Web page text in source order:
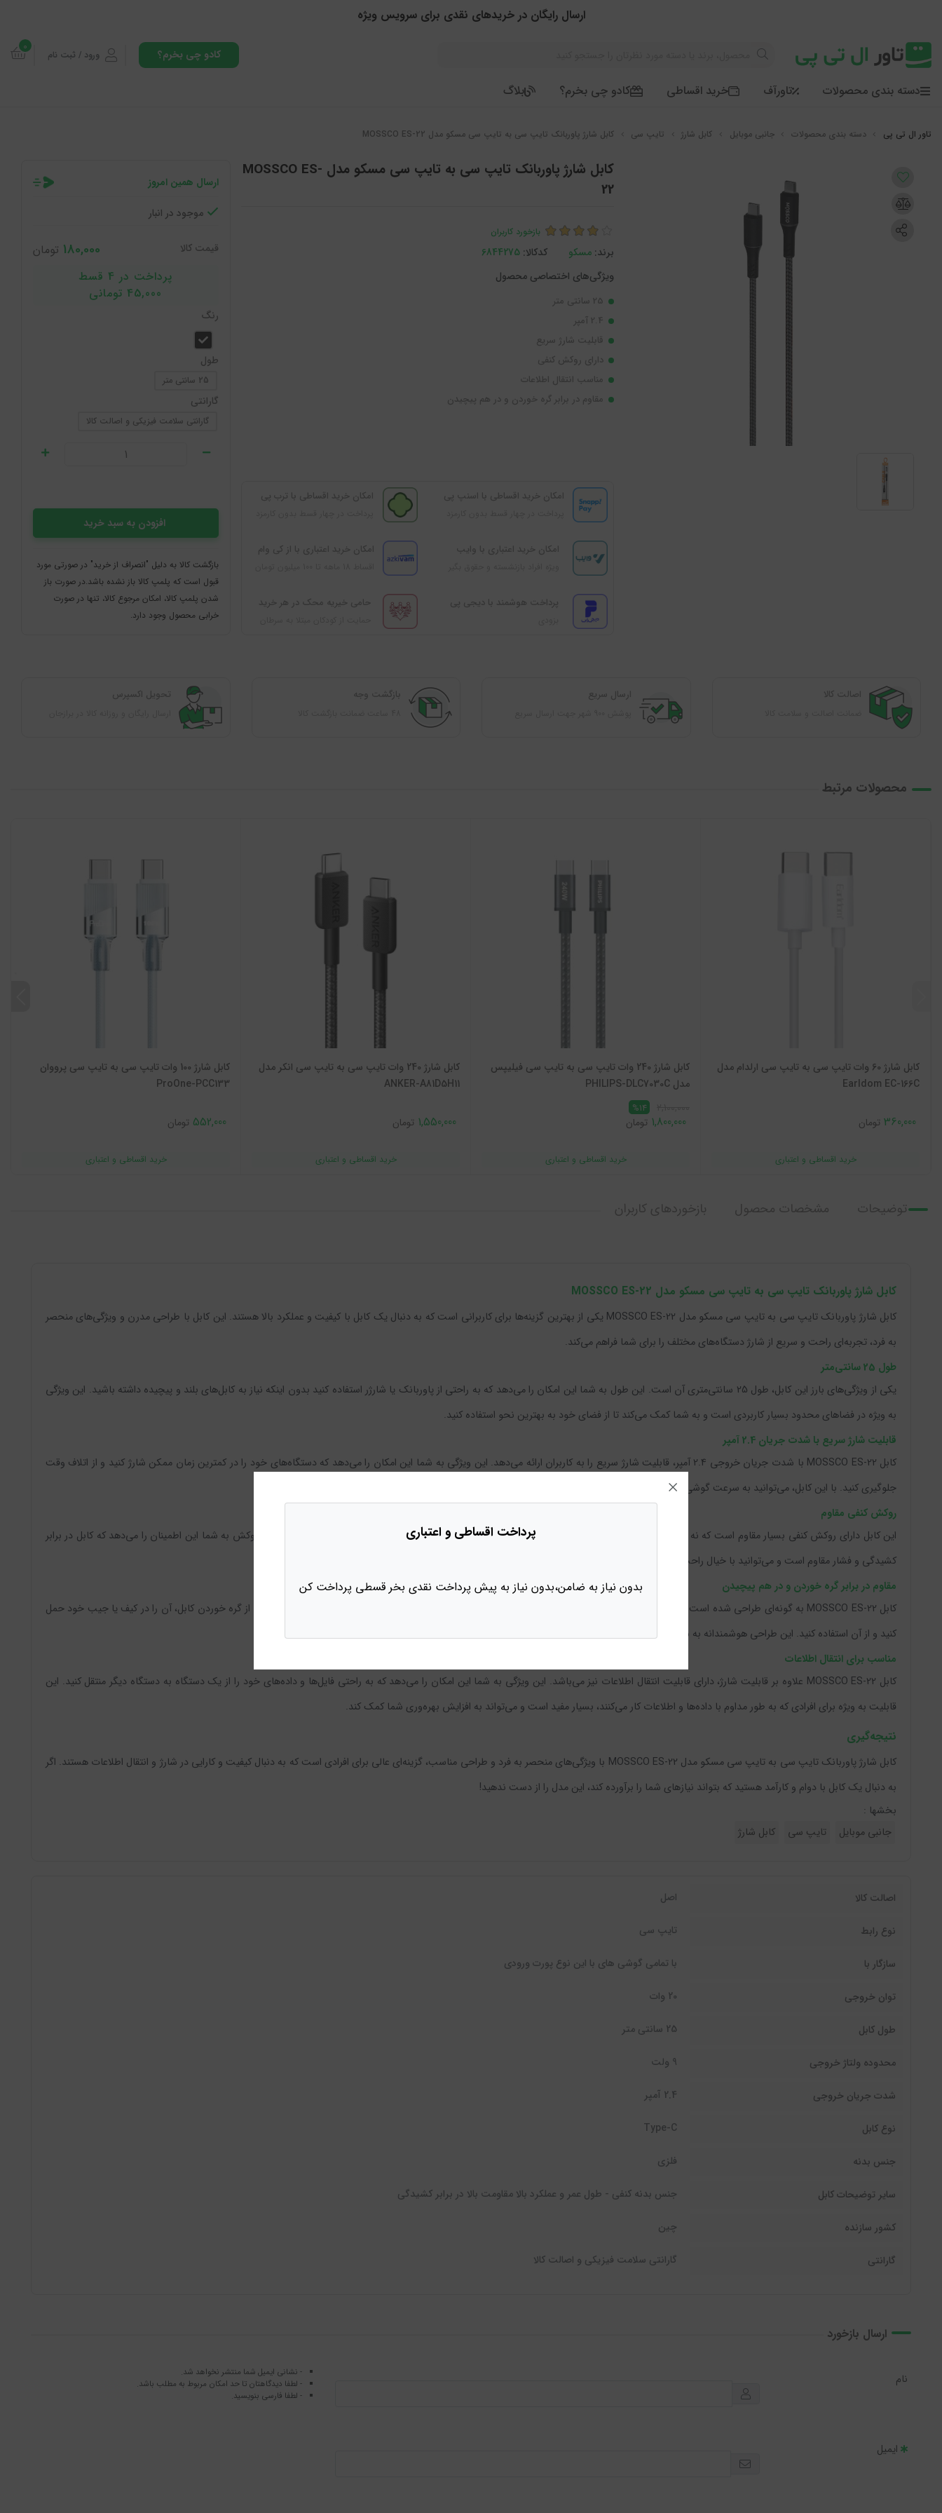
ارسال رایگان در خریدهای نقدی برای سرویس ویژه
کادو چی بخرم؟ ورود / ثبت نام
0
دسته بندی محصولات تاورآف خرید اقساطی کادو چی بخرم؟ بلاگ
دسته بندی محصولات جانبی موبایل کابل شارژ تایپ سی کابل شارژ پاوربانک تایپ سی به تایپ سی مسکو مدل MOSSCO ES-22
کابل شارژ پاوربانک تایپ سی به تایپ سی مسکو مدل MOSSCO ES-
22
بازخورد کاربران
برند: مسکو کدکالا:
25 سانتی متر
2.4 آمپر
قابلیت شارژ سریع
دارای روکش کنفی
مناسب انتقال اطلاعات
مقاوم در برابر گره خوردن و در هم پیچیدن
امکان خرید اقساطی با اسنپ پی امکان خرید اقساطی با ترب پی
امکان خرید اعتباری با وایب امکان خرید اعتباری با از کی وام
پرداخت هوشمند با دیجی‌ پی حامی خیریه‌ محک در هر خرید
ارسال همین امروز
موجود در انبار
قیمت کالا 180,000 تومان
پرداخت در 4 قسط
45,000 تومانی
رنگ
طول
25 سانتی متر
گارانتی
گارانتی سلامت فیزیکی و اصالت کالا
افزودن به سبد خرید
بازگشت کالا به دلیل "انصراف از خرید" در صورتی مورد
قبول است که پلمپ کالا باز نشده باشد.در صورت باز
شدن پلمپ کالا، امکان مرجوع کالا، تنها در صورت
خرابی محصول وجود دارد.
اصالت کالا ارسال سریع بازگشت وجه ﺗﺤﻮﯾﻞ اﮐﺴﭙﺮس
محصولات مرتبط
کابل شارژ 60 وات تایپ سی به تایپ سی ارلدام مدل
Earldom EC-166C
360,000 تومان
کابل شارژ 240 وات تایپ سی به تایپ سی فیلیپس
مدل PHILIPS-DLC7030C
%14
1,800,000 تومان
کابل شارژ 240 وات تایپ سی به تایپ سی انکر مدل
ANKER-A81D5H11
1,550,000 تومان
کابل شارژ 100 وات تایپ سی به تایپ سی پرووان
ProOne-PCC133
552,000 تومان
توضیحات مشخصات محصول بازخوردهای کاربران
کابل شارژ پاوربانک تایپ سی به تایپ سی مسکو مدل MOSSCO ES-22
کابل شارژ پاوربانک تایپ سی به تایپ سی مسکو مدل MOSSCO ES-22 یکی از بهترین گزینه‌ها برای کاربرانی است که به دنبال یک کابل با کیفیت و عملکرد بالا هستند. این کابل با طراحی مدرن و ویژگی‌های منحصر
به فرد، تجربه‌ای راحت و سریع از شارژ دستگاه‌های مختلف را برای شما فراهم می‌کند.
طول 25 سانتی‌متر
یکی از ویژگی‌های بارز این کابل، طول 25 سانتی‌متری آن است. این طول به شما این امکان را می‌دهد که به راحتی از پاوربانک یا شارژر استفاده کنید بدون اینکه نیاز به کابل‌های بلند و پیچیده داشته باشید. این ویژگی
به ویژه در فضاهای محدود بسیار کاربردی است و به شما کمک می‌کند تا از فضای خود به بهترین نحو استفاده کنید.
قابلیت شارژ سریع با شدت جریان 2.4 آمپر
کابل MOSSCO ES-22 با شدت جریان خروجی 2.4 آمپر، قابلیت شارژ سریع را به کاربران ارائه می‌دهد. این ویژگی به شما این امکان را می‌دهد که دستگاه‌های خود را در کمترین زمان ممکن شارژ کنید و از اتلاف وقت
جلوگیری کنید. با این کابل، می‌توانید به سرعت گوشی‌های هوشمند و تبلت‌های خود را شارژ کنید و همیشه آماده باشید.
روکش کنفی مقاوم
این کابل دارای روکش کنفی بسیار مقاوم است که نه تنها به زیبایی کابل افزوده، بلکه موجب افزایش دوام و مقاومت آن در برابر آسیب‌های فیزیکی می‌شود. این روکش به شما این اطمینان را می‌دهد که کابل در برابر
کشیدگی و فشار مقاوم است و می‌توانید با خیال راحت از آن استفاده کنید.
مقاوم در برابر گره خوردن و در هم پیچیدن
کابل MOSSCO ES-22 به گونه‌ای طراحی شده است که در برابر گره خوردن و در هم پیچیدن مقاوم است. این ویژگی به شما این امکان را می‌دهد که بدون نگرانی از گره خوردن کابل، آن را در کیف یا جیب خود حمل
کنید و از آن استفاده کنید. این طراحی هوشمندانه به شما کمک می‌کند تا همیشه کابل خود را در بهترین وضعیت نگه دارید.
مناسب برای انتقال اطلاعات
کابل MOSSCO ES-22 علاوه بر قابلیت شارژ، دارای قابلیت انتقال اطلاعات نیز می‌باشد. این ویژگی به شما این امکان را می‌دهد که به راحتی فایل‌ها و داده‌های خود را از یک دستگاه به دستگاه دیگر منتقل کنید. این
قابلیت به ویژه برای افرادی که به طور مداوم با داده‌ها و اطلاعات کار می‌کنند، بسیار مفید است و می‌تواند به افزایش بهره‌وری شما کمک کند.
نتیجه‌گیری
کابل شارژ پاوربانک تایپ سی به تایپ سی مسکو مدل MOSSCO ES-22 با ویژگی‌های منحصر به فرد و طراحی مناسب، گزینه‌ای عالی برای افرادی است که به دنبال کیفیت و کارایی در شارژ و انتقال اطلاعات هستند. اگر
به دنبال یک کابل با دوام و کارآمد هستید که بتواند نیازهای شما را برآورده کند، این مدل را از دست ندهید!
بخشها :
جانبی موبایل
تایپ سی کابل شارژ
اصالت کالا اصل
نوع رابط تایپ سی
سازگار با با تمامی گوشی های با این نوع پورت ورودی
توان خروجی 20 وات
طول کابل 25 سانتی متر
محدوده ولتاژ خروجی 9 ولت
شدت جریان خروجی 2.4 آمپر
نوع کابل Type-C
جنس بدنه فلزی
سایر توضیحات کابل جنس بدنه کنفی - طول عمر و عملکرد بالا مقاومت بالا در برابر کشیدگی
کشور سازنده چین
گارانتی گارانتی سلامت فیزیکی و اصالت کالا
ارسال بازخورد
نام
ایمیل
- نشانی ایمیل شما منتشر نخواهد شد.
- لطفا دیدگاهتان تا حد امکان مربوط به مطلب باشد.
- لطفا فارسی بنویسید.
پرداخت اقساطی و اعتباری
بدون نیاز به ضامن،بدون نیاز به پیش پرداخت نقدی بخر قسطی پرداخت کن